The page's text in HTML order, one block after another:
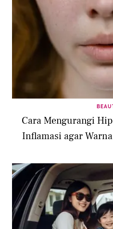
Cara Mengurangi
Inflamasi agar